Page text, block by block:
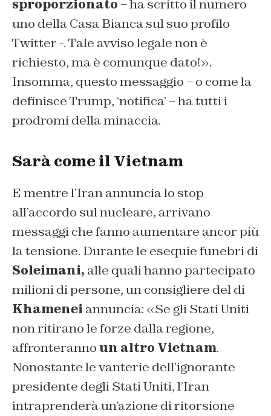
sproporzionato– ha scritto il numero
uno della Casa Bianca sul suo profilo
Twitter -. Tale avviso legale non è
richiesto, ma è comunque dato!».
Insomma, questo messaggio – o come la
definisce Trump, ‘notifica’ – ha tutti i
prodromi della minaccia.
Sarà come il Vietnam
E mentre l’Iran annuncia lo stop
all’accordo sul nucleare, arrivano
messaggi che fanno aumentare ancor più
la tensione. Durante le esequie funebri di
Soleimani, alle quali hanno partecipato
milioni di persone, un consigliere del di
Khamenei annuncia: «Se gli Stati Uniti
non ritirano le forze dalla regione,
affronterannoun altro Vietnam.
Nonostante le vanterie dell’ignorante
presidente degli Stati Uniti, l’Iran
intraprenderà un’azione di ritorsione